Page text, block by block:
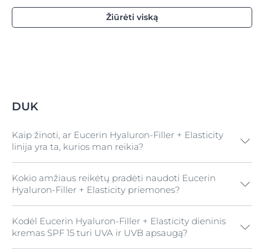
Žiūrėti viską
DUK
Kaip žinoti, ar Eucerin Hyaluron-Filler + Elasticity
linija yra ta, kurios man reikia?
Eucerin Hyaluron-Filler + Elasticity linijos priemonės
yra specialiai sukurtos brandžiai odai ir yra skirtos
tiems, kuriuos vargina senatvinės dėmės, gilios
raukšlės ir elastingumo stoka
. Mūsų oda skiriasi, todėl
ir senstame skirtingai – priklausomai nuo genetikos ir
gyvenimo būdo, tačiau minėtos odos problemos
Kokio amžiaus reikėtų pradėti naudoti Eucerin
Hyaluron-Filler + Elasticity priemones?
Kiekvieno žmogaus oda yra savita, todėl vieno,
visiems tinkamo atsakymo nėra. Tai priklauso nuo
daugybės vidinių (pvz., genetikos) ir išorinių (pvz.,
Kodėl Eucerin Hyaluron-Filler + Elasticity dieninis
kremas SPF 15 turi UVA ir UVB apsaugą?